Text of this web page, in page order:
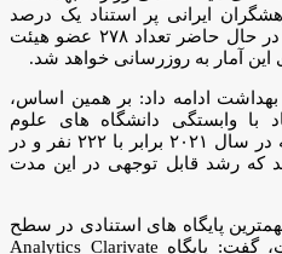
ایرانی پر استناد یک درصد
شناسایی و معرفی می شوند که در حال حاضر تعداد ۲۷۸ عضو هیئت
آمار به روزرسانی خواهد شد.
ادامه داد: بر همین اساس،
با وابستگی دانشگاه های علوم
پزشکی کشور و موسسات وابسته در سال ۲۰۲۱ برابر با ۲۲۲ نفر و در
۲۸۷ نفر بوده اند که رشد قابل توجهی در این مدت
پایگاه های استنادی در سطح
جهان پایگاه وب آو ساینس است، گفت: پایگاه Analytics Clarivate